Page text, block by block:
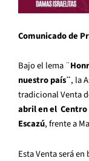
Comunicado de
Bajo el lema ¨
nuestro país¨, la
tradicional Venta
abril en el Centro
Escazú, frente a
Esta Venta será